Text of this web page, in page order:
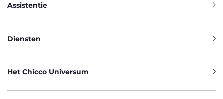
Assistentie
Diensten
Het Chicco Universum